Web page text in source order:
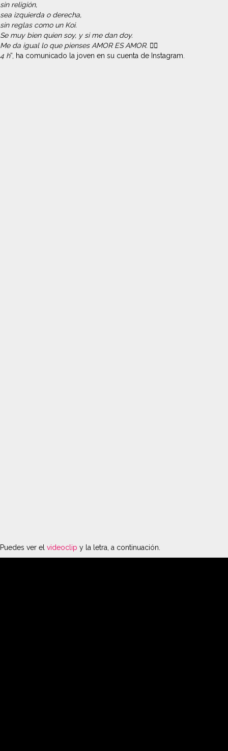
sin religión,
sea izquierda o derecha,
sin reglas como un Koi.
Se muy bien quien soy, y si me dan doy.
Me da igual lo que pienses AMOR ES AMOR. 🏳️‍🌈
4 h“, ha comunicado la joven en su cuenta de Instagram.
Puedes ver el videoclip y la letra, a continuación.